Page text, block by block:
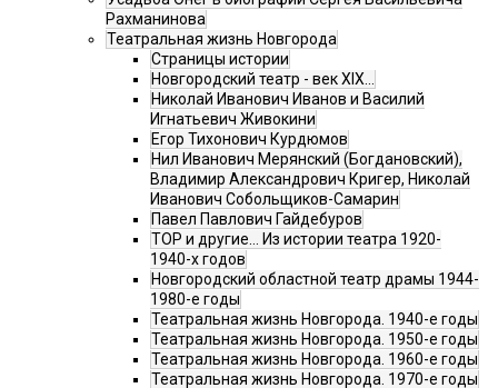
Рахманинова
Театральная жизнь Новгорода
Страницы истории
Новгородский театр - век XIX…
Николай Иванович Иванов и Василий
Игнатьевич Живокини
Егор Тихонович Курдюмов
Нил Иванович Мерянский (Богдановский),
Владимир Александрович Кригер, Николай
Иванович Собольщиков-Самарин
Павел Павлович Гайдебуров
ТОР и другие… Из истории театра 1920-
1940-х годов
Новгородский областной театр драмы 1944-
1980-е годы
Театральная жизнь Новгорода. 1940-е годы
Театральная жизнь Новгорода. 1950-е годы
Театральная жизнь Новгорода. 1960-е годы
Театральная жизнь Новгорода. 1970-е годы